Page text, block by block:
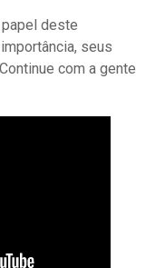
deste
seus
com a gente